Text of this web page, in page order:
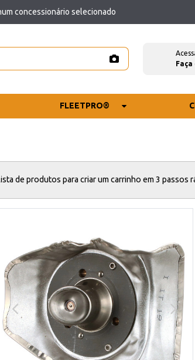
concessionário selecionado
FLEETPRO®
de produtos para criar um carrinho em 3 passos